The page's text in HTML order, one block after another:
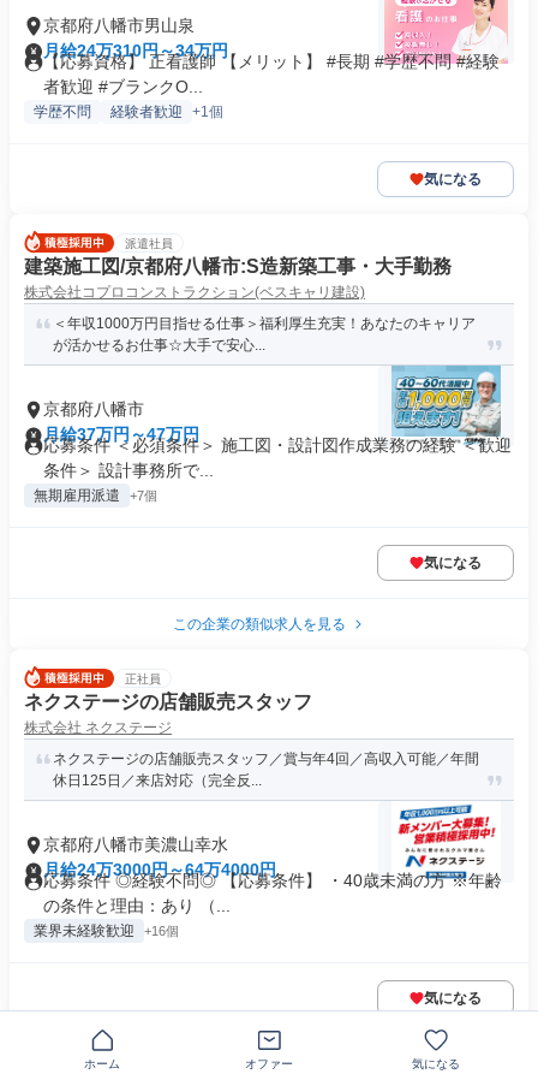
京都府八幡市男山泉
月給24万310円～34万円
【応募資格】 正看護師 【メリット】 #長期 #学歴不問 #経験
者歓迎 #ブランクO...
学歴不問 経験者歓迎 +1個
気になる
派遣社員
建築施工図/京都府八幡市:S造新築工事・大手勤務
株式会社コプロコンストラクション(ベスキャリ建設)
＜年収1000万円目指せる仕事＞福利厚生充実！あなたのキャリア
が活かせるお仕事☆大手で安心...
京都府八幡市
月給37万円～47万円
応募条件 ＜必須条件＞ 施工図・設計図作成業務の経験 ＜歓迎
条件＞ 設計事務所で...
無期雇用派遣 +7個
気になる
この企業の類似求人を見る
正社員
ネクステージの店舗販売スタッフ
株式会社 ネクステージ
ネクステージの店舗販売スタッフ／賞与年4回／高収入可能／年間
休日125日／来店対応（完全反...
京都府八幡市美濃山幸水
月給24万3000円～64万4000円
応募条件 ◎経験不問◎ 【応募条件】 ・40歳未満の方 ※年齢
の条件と理由：あり （...
業界未経験歓迎 +16個
気になる
ホーム オファー 気になる